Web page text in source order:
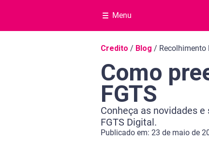
Menu
Navegação do blog
Credito / Blog / Recolhimento
Como
FGTS
Conheça as novidades
FGTS Digital.
Publicado em: 23 de maio de
Categoria Crédito
Tempo de leitura: 3 minutos